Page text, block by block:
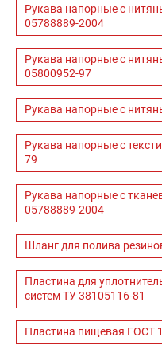
Рукава напорные с
05788889-2004
Рукава напорные с
05800952-97
Рукава напорные с
Рукава напорные с
79
Рукава напорные с
05788889-2004
Шланг для полива
Пластина для
систем ТУ 38105116-81
Пластина пищевая ГОСТ